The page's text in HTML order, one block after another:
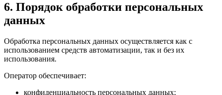
6. Порядок обработки персональных
данных
Обработка персональных данных осуществляется как с
использованием средств автоматизации, так и без их
использования.
Оператор обеспечивает:
конфиденциальность персональных данных;